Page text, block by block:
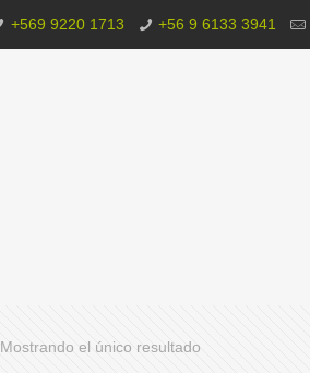
+569 9220 1713 +56 9 6133 3941
Mostrando el único resultado